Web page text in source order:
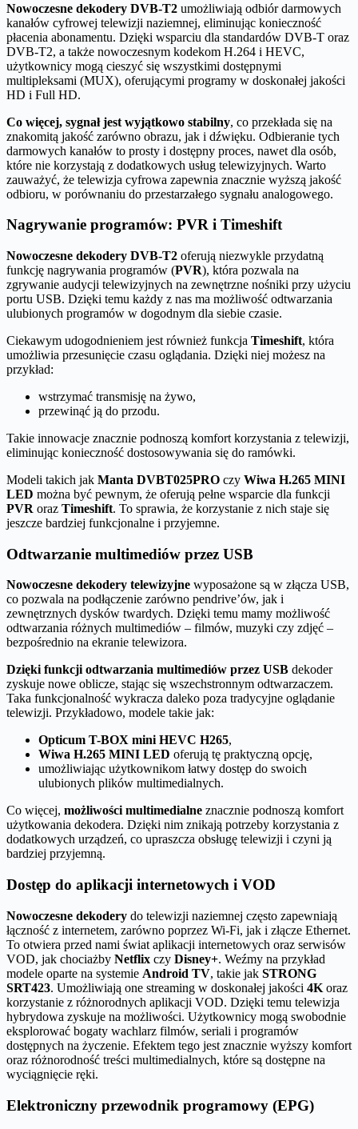
Nowoczesne dekodery DVB-T2 umożliwiają odbiór darmowych
kanałów cyfrowej telewizji naziemnej, eliminując konieczność
płacenia abonamentu. Dzięki wsparciu dla standardów DVB-T oraz
DVB-T2, a także nowoczesnym kodekom H.264 i HEVC,
użytkownicy mogą cieszyć się wszystkimi dostępnymi
multipleksami (MUX), oferującymi programy w doskonałej jakości
HD i Full HD.
Co więcej, sygnał jest wyjątkowo stabilny, co przekłada się na
znakomitą jakość zarówno obrazu, jak i dźwięku. Odbieranie tych
darmowych kanałów to prosty i dostępny proces, nawet dla osób,
które nie korzystają z dodatkowych usług telewizyjnych. Warto
zauważyć, że telewizja cyfrowa zapewnia znacznie wyższą jakość
odbioru, w porównaniu do przestarzałego sygnału analogowego.
Nagrywanie programów: PVR i Timeshift
Nowoczesne dekodery DVB-T2 oferują niezwykle przydatną
funkcję nagrywania programów (PVR), która pozwala na
zgrywanie audycji telewizyjnych na zewnętrzne nośniki przy użyciu
portu USB. Dzięki temu każdy z nas ma możliwość odtwarzania
ulubionych programów w dogodnym dla siebie czasie.
Ciekawym udogodnieniem jest również funkcja Timeshift, która
umożliwia przesunięcie czasu oglądania. Dzięki niej możesz na
przykład:
wstrzymać transmisję na żywo,
przewinąć ją do przodu.
Takie innowacje znacznie podnoszą komfort korzystania z telewizji,
eliminując konieczność dostosowywania się do ramówki.
Modeli takich jak Manta DVBT025PRO czy Wiwa H.265 MINI
LED można być pewnym, że oferują pełne wsparcie dla funkcji
PVR oraz Timeshift. To sprawia, że korzystanie z nich staje się
jeszcze bardziej funkcjonalne i przyjemne.
Odtwarzanie multimediów przez USB
Nowoczesne dekodery telewizyjne wyposażone są w złącza USB,
co pozwala na podłączenie zarówno pendrive’ów, jak i
zewnętrznych dysków twardych. Dzięki temu mamy możliwość
odtwarzania różnych multimediów – filmów, muzyki czy zdjęć –
bezpośrednio na ekranie telewizora.
Dzięki funkcji odtwarzania multimediów przez USB dekoder
zyskuje nowe oblicze, stając się wszechstronnym odtwarzaczem.
Taka funkcjonalność wykracza daleko poza tradycyjne oglądanie
telewizji. Przykładowo, modele takie jak:
Opticum T-BOX mini HEVC H265,
Wiwa H.265 MINI LED oferują tę praktyczną opcję,
umożliwiając użytkownikom łatwy dostęp do swoich
ulubionych plików multimedialnych.
Co więcej, możliwości multimedialne znacznie podnoszą komfort
użytkowania dekodera. Dzięki nim znikają potrzeby korzystania z
dodatkowych urządzeń, co upraszcza obsługę telewizji i czyni ją
bardziej przyjemną.
Dostęp do aplikacji internetowych i VOD
Nowoczesne dekodery do telewizji naziemnej często zapewniają
łączność z internetem, zarówno poprzez Wi-Fi, jak i złącze Ethernet.
To otwiera przed nami świat aplikacji internetowych oraz serwisów
VOD, jak chociażby Netflix czy Disney+. Weźmy na przykład
modele oparte na systemie Android TV, takie jak STRONG
SRT423. Umożliwiają one streaming w doskonałej jakości 4K oraz
korzystanie z różnorodnych aplikacji VOD. Dzięki temu telewizja
hybrydowa zyskuje na możliwości. Użytkownicy mogą swobodnie
eksplorować bogaty wachlarz filmów, seriali i programów
dostępnych na życzenie. Efektem tego jest znacznie wyższy komfort
oraz różnorodność treści multimedialnych, które są dostępne na
wyciągnięcie ręki.
Elektroniczny przewodnik programowy (EPG)